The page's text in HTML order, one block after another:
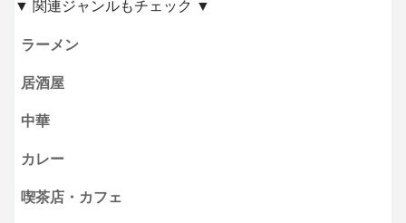
▼ 関連ジャンルもチェック ▼
ラーメン
居酒屋
中華
カレー
喫茶店・カフェ